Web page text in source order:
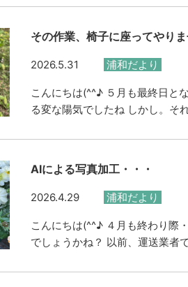
その作業、椅子に座ってやり
2026.5.31 浦和だより
こんにちは(^^♪ ５月も最終日と
る変な陽気でしたね しかし。そ
AIによる写真加工・・・
2026.4.29 浦和だより
こんにちは(^^♪ ４月も終わり際
でしょうかね？ 以前、運送業者